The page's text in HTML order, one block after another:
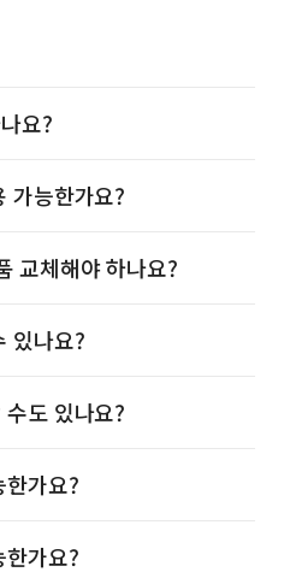
요?
가능한가요?
교체해야 하나요?
있나요?
도 있나요?
가요?
가요?